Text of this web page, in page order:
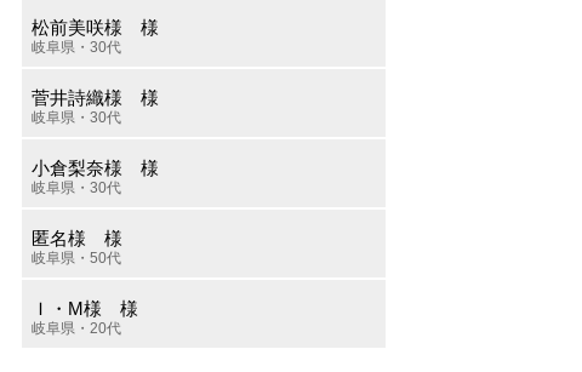
松前美咲様 様
岐阜県・30代
菅井詩織様 様
岐阜県・30代
小倉梨奈様 様
岐阜県・30代
匿名様 様
岐阜県・50代
Ｉ・M様 様
岐阜県・20代